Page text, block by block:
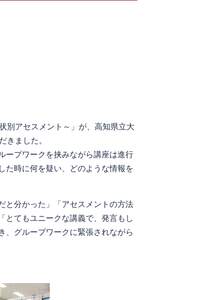
別アセスメント～」が、高知県立大
きました。
プワークを挟みながら講座は進行
た時に何を疑い、どのような情報を
分かった」「アセスメントの方法
とてもユニークな講義で、発言もし
、グループワークに緊張されながら